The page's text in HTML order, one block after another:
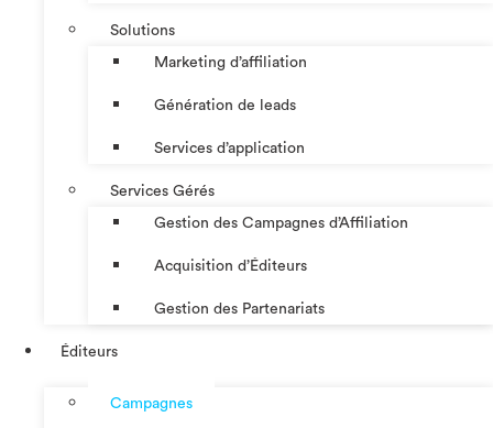
Solutions
Marketing d’affiliation
Génération de leads
Services d’application
Services Gérés
Gestion des Campagnes d’Affiliation​
Acquisition d’Éditeurs
Gestion des Partenariats
Éditeurs
Campagnes